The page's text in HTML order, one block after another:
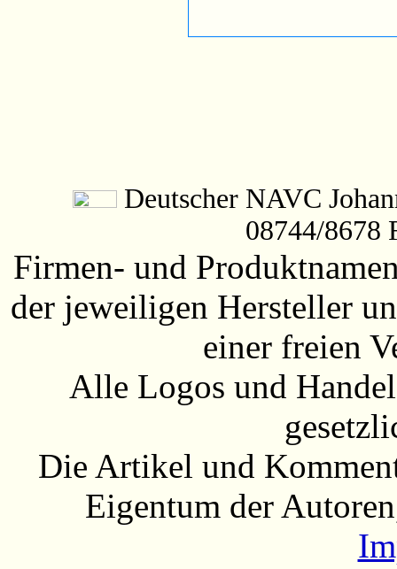
Deutscher NAVC
08744/8678
Firmen- und
der jeweiligen Hersteller
einer freien
Alle Logos und
Die Artikel und
Eigentum der